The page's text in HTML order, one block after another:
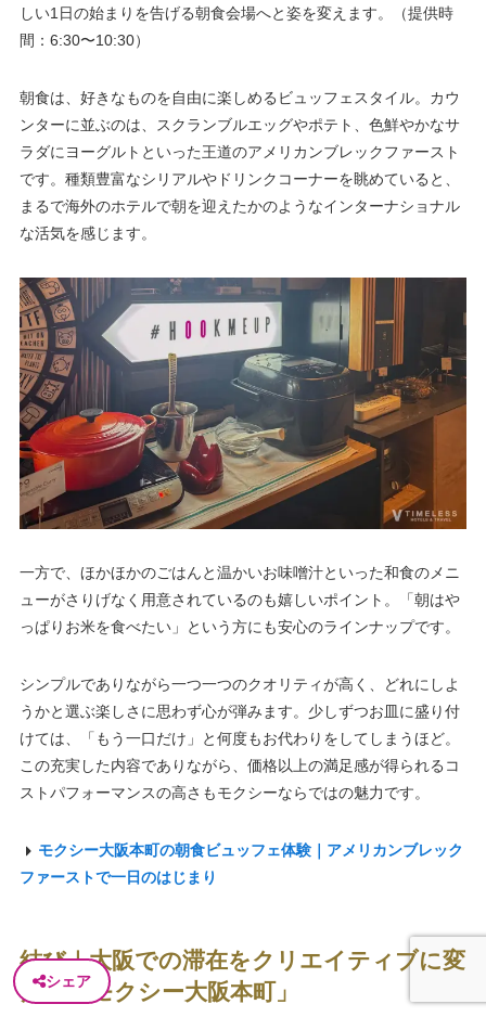
しい1日の始まりを告げる朝食会場へと姿を変えます。（提供時
間：6:30〜10:30）
朝食は、好きなものを自由に楽しめるビュッフェスタイル。カウ
ンターに並ぶのは、スクランブルエッグやポテト、色鮮やかなサ
ラダにヨーグルトといった王道のアメリカンブレックファースト
です。種類豊富なシリアルやドリンクコーナーを眺めていると、
まるで海外のホテルで朝を迎えたかのようなインターナショナル
な活気を感じます。
一方で、ほかほかのごはんと温かいお味噌汁といった和食のメニ
ューがさりげなく用意されているのも嬉しいポイント。「朝はや
っぱりお米を食べたい」という方にも安心のラインナップです。
シンプルでありながら一つ一つのクオリティが高く、どれにしよ
うかと選ぶ楽しさに思わず心が弾みます。少しずつお皿に盛り付
けては、「もう一口だけ」と何度もお代わりをしてしまうほど。
この充実した内容でありながら、価格以上の満足感が得られるコ
ストパフォーマンスの高さもモクシーならではの魅力です。
モクシー大阪本町の朝食ビュッフェ体験｜アメリカンブレック
ファーストで一日のはじまり
結び｜大阪での滞在をクリエイティブに変
える「モクシー大阪本町」
シェア